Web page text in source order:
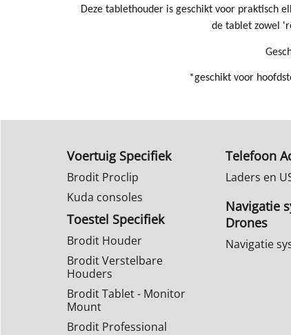
Deze tablethouder is geschikt voor praktisch
de tablet zowel
*geschikt voor
Voertuig Specifiek
Brodit Proclip
Kuda consoles
Toestel Specifiek
Brodit Houder
Brodit Verstelbare
Houders
Brodit Tablet - Monitor
Mount
Brodit Professional
Telefoon
Laders en
Navigatie
Drones
Navigatie